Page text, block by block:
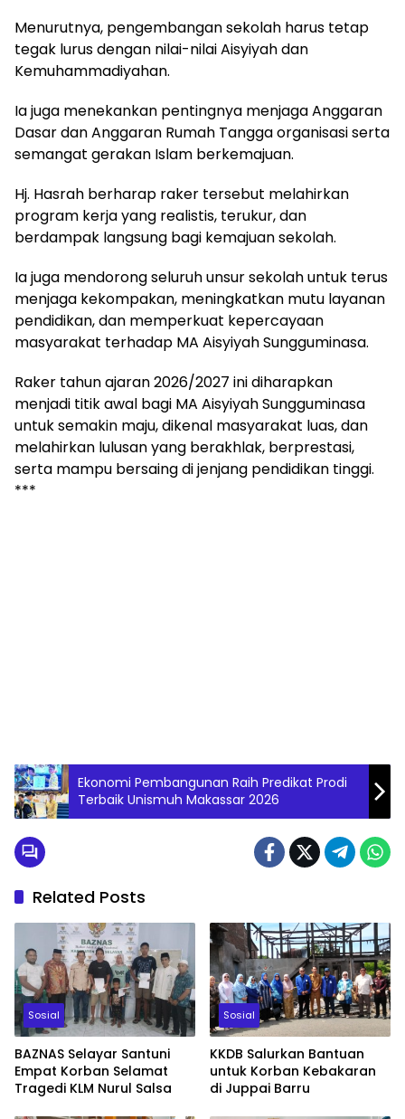
Menurutnya, pengembangan sekolah harus tetap
tegak lurus dengan nilai-nilai Aisyiyah dan
Kemuhammadiyahan.
Ia juga menekankan pentingnya menjaga Anggaran
Dasar dan Anggaran Rumah Tangga organisasi serta
semangat gerakan Islam berkemajuan.
Hj. Hasrah berharap raker tersebut melahirkan
program kerja yang realistis, terukur, dan
berdampak langsung bagi kemajuan sekolah.
Ia juga mendorong seluruh unsur sekolah untuk terus
menjaga kekompakan, meningkatkan mutu layanan
pendidikan, dan memperkuat kepercayaan
masyarakat terhadap MA Aisyiyah Sungguminasa.
Raker tahun ajaran 2026/2027 ini diharapkan
menjadi titik awal bagi MA Aisyiyah Sungguminasa
untuk semakin maju, dikenal masyarakat luas, dan
melahirkan lulusan yang berakhlak, berprestasi,
serta mampu bersaing di jenjang pendidikan tinggi.
***
Ekonomi Pembangunan Raih Predikat Prodi
Terbaik Unismuh Makassar 2026
Related Posts
Sosial
BAZNAS Selayar Santuni
Empat Korban Selamat
Tragedi KLM Nurul Salsa
Sosial
KKDB Salurkan Bantuan
untuk Korban Kebakaran
di Juppai Barru